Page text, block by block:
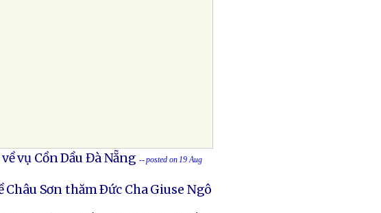
vụ Cồn Dầu Đà Nẵng -- posted on 19 Aug
Sơn thăm Ðức Cha Giuse Ngô